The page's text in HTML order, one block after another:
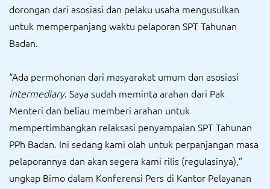
dorongan dari asosiasi dan pelaku usaha mengusulkan
untuk memperpanjang waktu pelaporan SPT Tahunan
Badan.
“Ada permohonan dari masyarakat umum dan asosiasi
intermediary. Saya sudah meminta arahan dari Pak
Menteri dan beliau memberi arahan untuk
mempertimbangkan relaksasi penyampaian SPT Tahunan
PPh Badan. Ini sedang kami olah untuk perpanjangan masa
pelaporannya dan akan segera kami rilis (regulasinya),”
ungkap Bimo dalam Konferensi Pers di Kantor Pelayanan